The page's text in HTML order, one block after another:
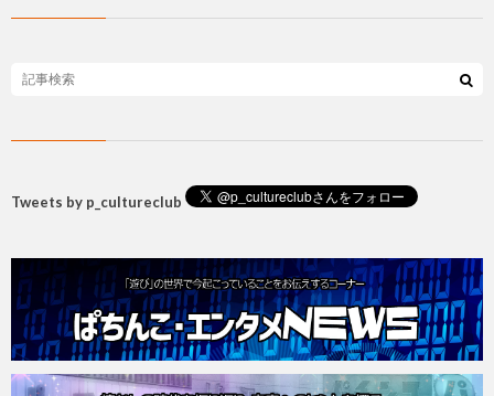
Tweets by p_cultureclub